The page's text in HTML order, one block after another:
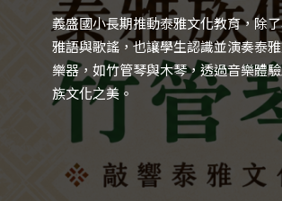
義盛國小長期推動泰雅文化教育，除
雅語與歌謠，也讓學生認識並演奏泰
樂器，如竹管琴與木琴，透過音樂體
族文化之美。
桃園市復興區義盛國小辦理「石上泰
描到彩繪的創作旅程」課程，結合素
與石頭彩繪創作，融入泰雅文化線條
過藝術實作培養學生創意表達、美感
化認同，提升偏鄉學生多元學習能力。
桃園市復興區義盛國小辦理「毛線小
雅創意屋)」課程，透過毛線編織祖靈
創意植栽置物杯，結合泰雅文化圖紋
計，引導學生培養美感、創造力與文
發展偏鄉多元學習能力。